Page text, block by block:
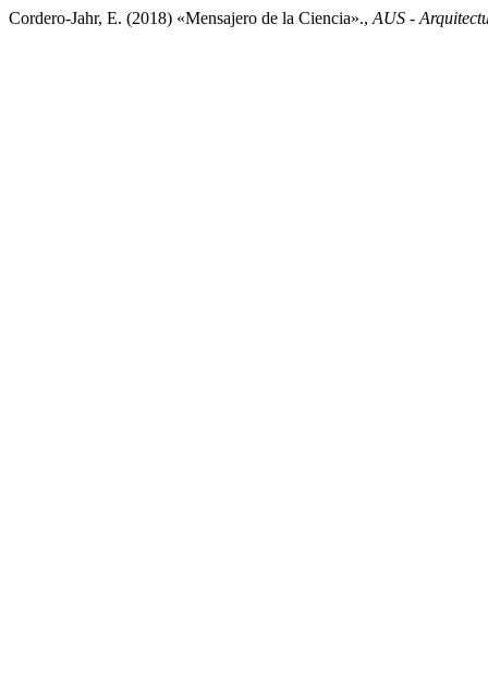
Cordero-Jahr, E. (2018) «Mensajero de la Ciencia»., AUS -